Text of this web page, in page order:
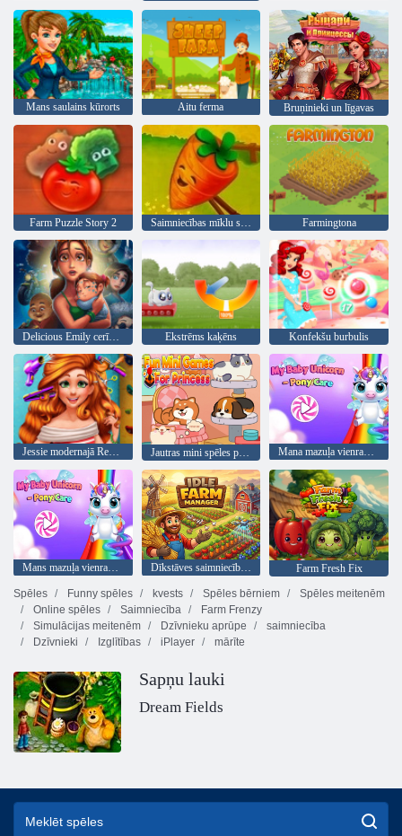
Mans saulains kūrorts Aitu ferma Bruņinieki un līgavas
Farm Puzzle Story 2 Saimniecības mīklu stāsts Farmingtona
Delicious Emily cerības un Bailes Ekstrēms kaķēns Konfekšu burbulis
Jessie modernajā Real frizūras Jautras mini spēles princesei Mana mazuļa vienradza ponija kopšana
Dīkstāves saimniecības vadītājs
Farm Fresh Fix
Spēles
Funny spēles kvests Spēles bērniem
Spēles meitenēm
Online spēles
Saimniecība
Farm Frenzy
Simulācijas meitenēm
Dzīvnieku aprūpe
saimniecība
Dzīvnieki
Izglītības iPlayer mārīte
Sapņu lauki
Dream Fields